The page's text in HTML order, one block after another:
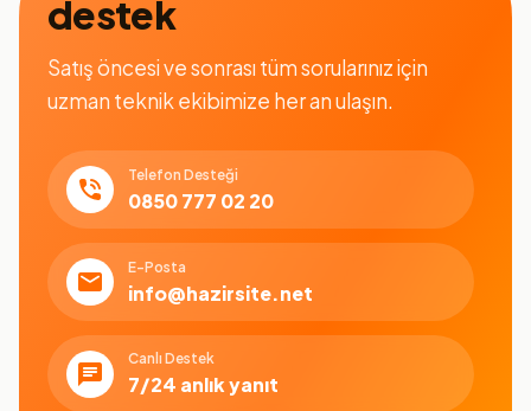
destek
Satış öncesi ve sonrası tüm sorularınız için
uzman teknik ekibimize her an ulaşın.
Telefon Desteği
0850 777 02 20
E-Posta
info@hazirsite.net
Canlı Destek
7/24 anlık yanıt